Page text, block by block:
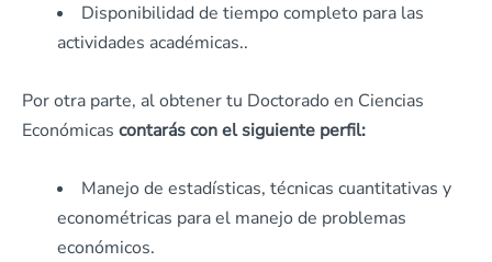
Disponibilidad de tiempo completo para las
actividades académicas..
Por otra parte, al obtener tu Doctorado en Ciencias
Económicas contarás con el siguiente perfil:
Manejo de estadísticas, técnicas cuantitativas y
econométricas para el manejo de problemas
económicos.